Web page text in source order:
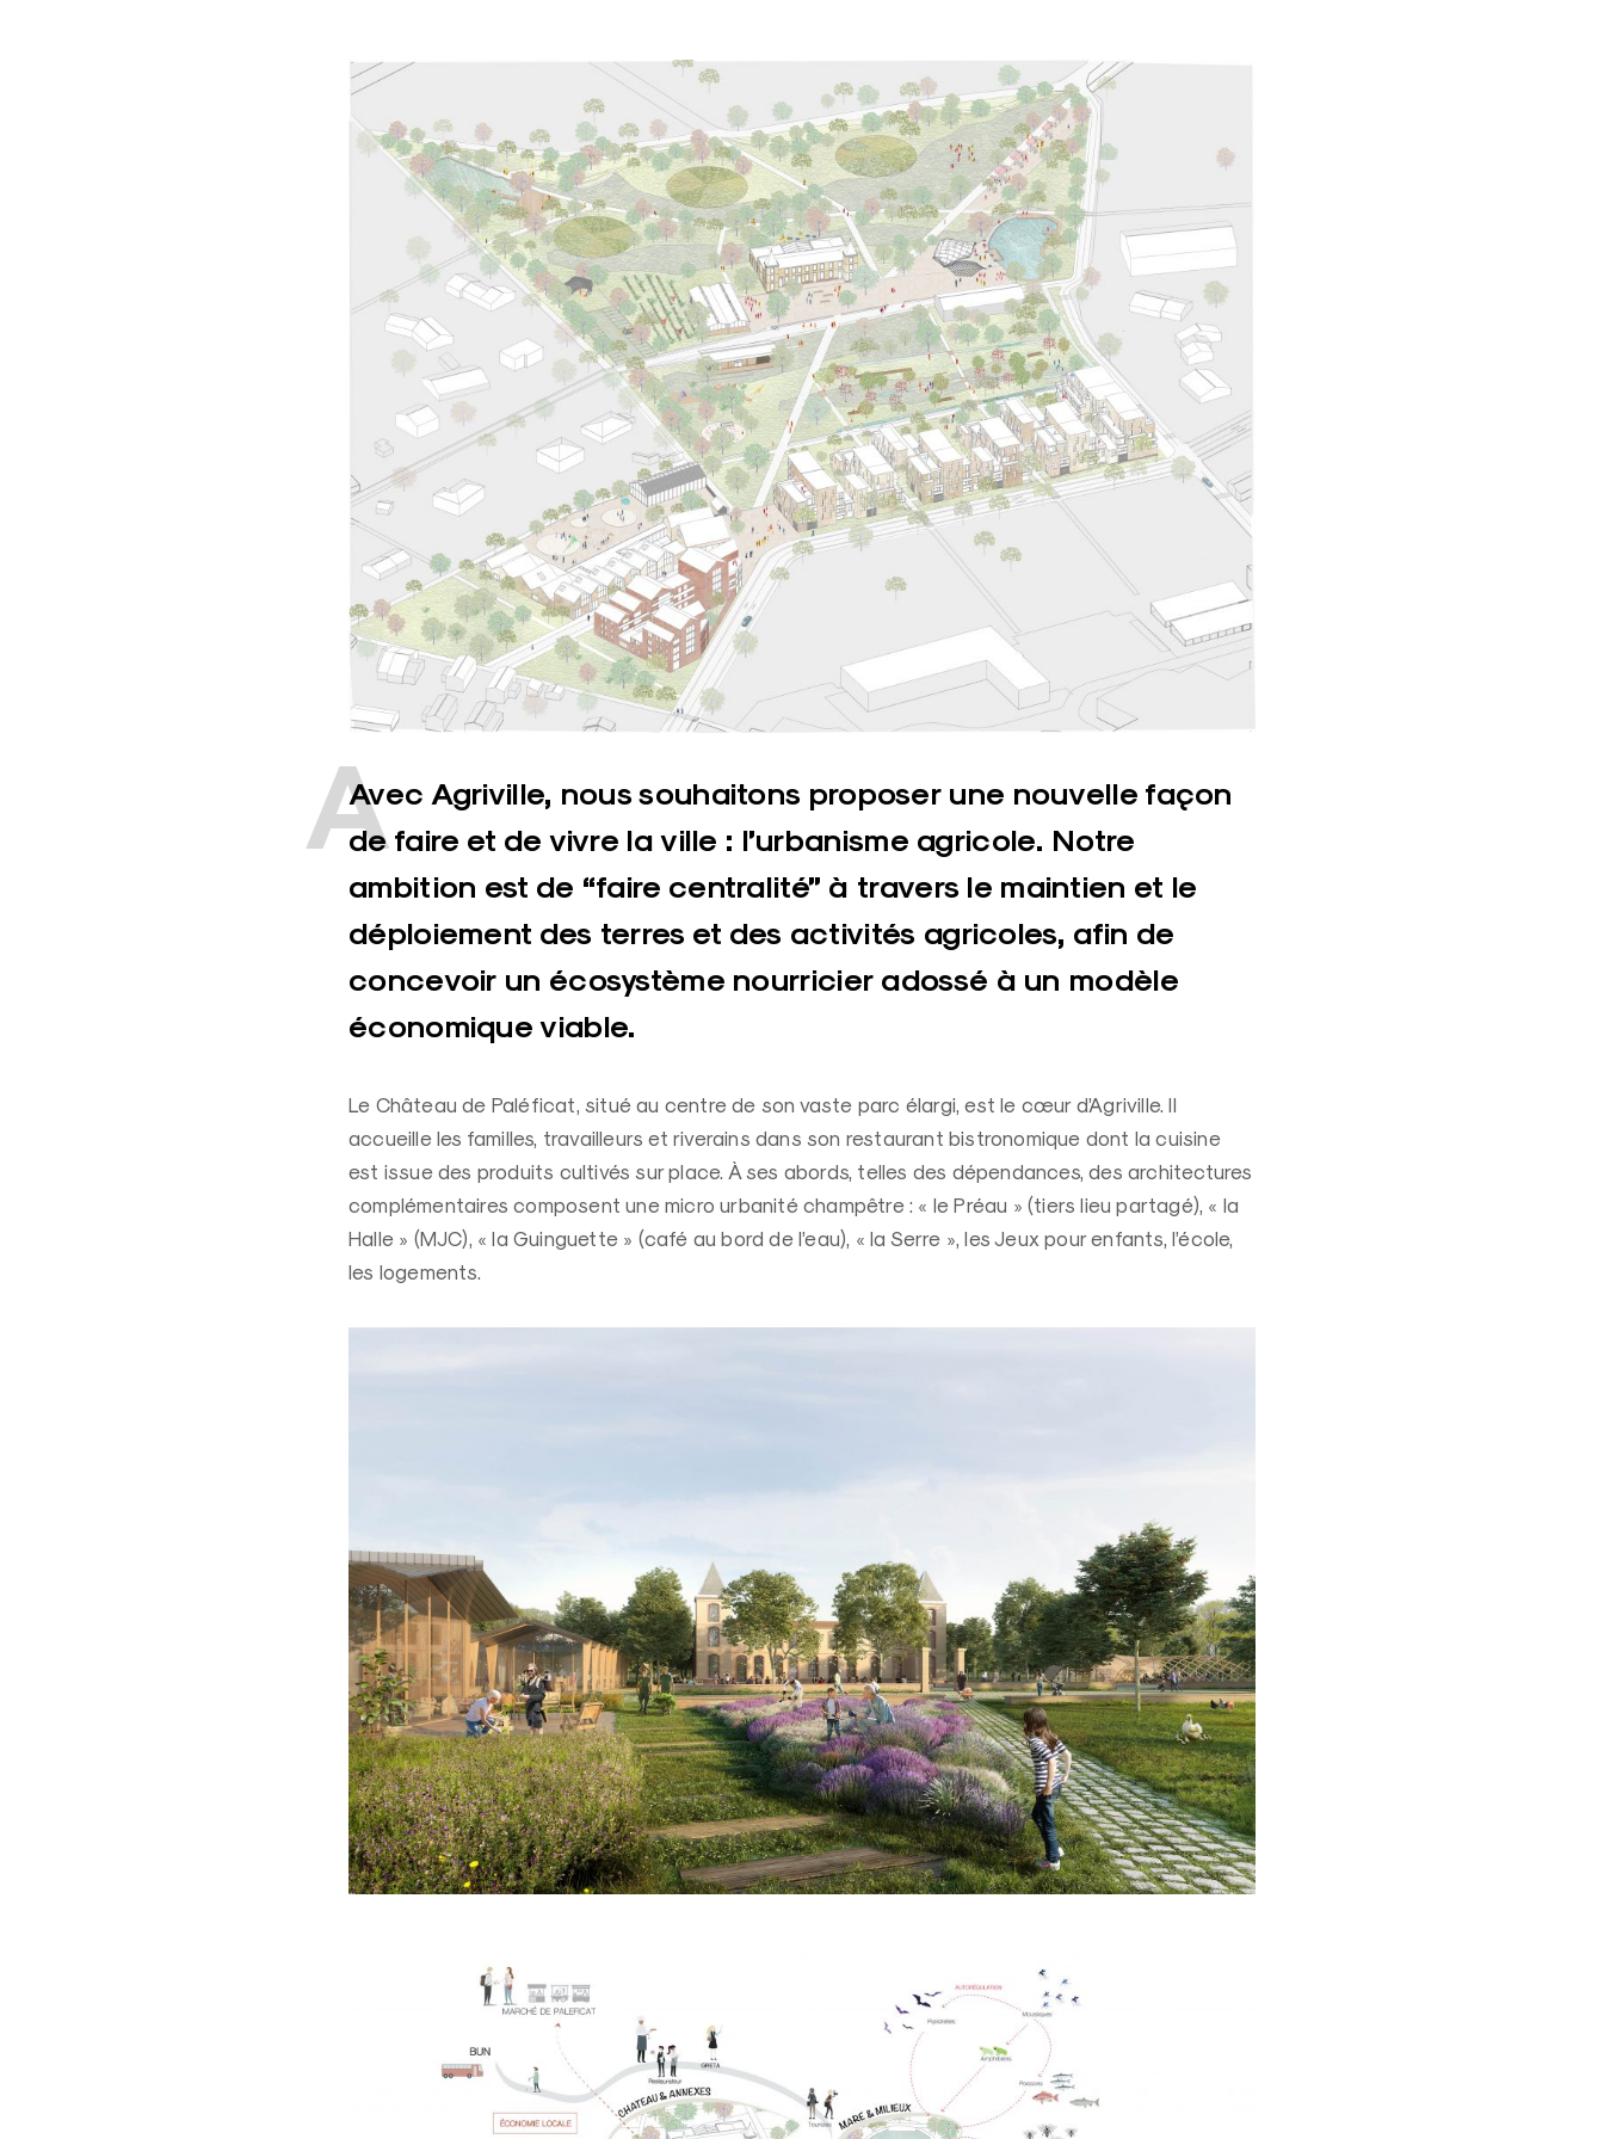
Avec Agriville, nous souhaitons proposer une nouvelle façon
de faire et de vivre la ville : l’urbanisme agricole. Notre
ambition est de “faire centralité” à travers le maintien et le
déploiement des terres et des activités agricoles, afin de
concevoir un écosystème nourricier adossé à un modèle
économique viable.
Le Château de Paléficat, situé au centre de son vaste parc élargi, est le cœur d’Agriville. Il
accueille les familles, travailleurs et riverains dans son restaurant bistronomique dont la cuisine
est issue des produits cultivés sur place. À ses abords, telles des dépendances, des architectures
complémentaires composent une micro urbanité champêtre : « le Préau » (tiers lieu partagé), « la
Halle » (MJC), « la Guinguette » (café au bord de l’eau), « la Serre », les Jeux pour enfants, l’école,
les logements.